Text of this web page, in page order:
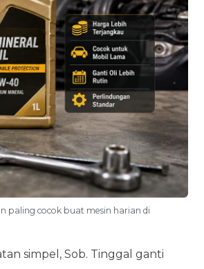
paling cocok buat mesin harian di
simpel, Sob. Tinggal ganti